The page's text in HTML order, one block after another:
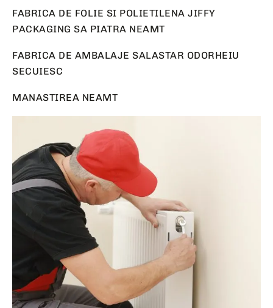
FABRICA DE FOLIE SI POLIETILENA JIFFY
PACKAGING SA PIATRA NEAMT
FABRICA DE AMBALAJE SALASTAR ODORHEIU
SECUIESC
MANASTIREA NEAMT